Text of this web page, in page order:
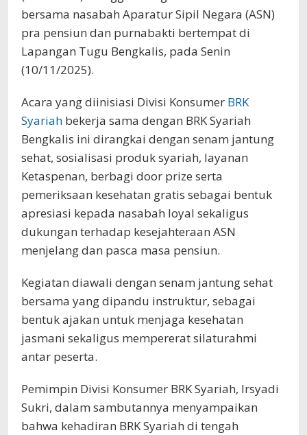
bersama nasabah Aparatur Sipil Negara (ASN)
pra pensiun dan purnabakti bertempat di
Lapangan Tugu Bengkalis, pada Senin
(10/11/2025).
Acara yang diinisiasi Divisi Konsumer BRK
Syariah bekerja sama dengan BRK Syariah
Bengkalis ini dirangkai dengan senam jantung
sehat, sosialisasi produk syariah, layanan
Ketaspenan, berbagi door prize serta
pemeriksaan kesehatan gratis sebagai bentuk
apresiasi kepada nasabah loyal sekaligus
dukungan terhadap kesejahteraan ASN
menjelang dan pasca masa pensiun.
Kegiatan diawali dengan senam jantung sehat
bersama yang dipandu instruktur, sebagai
bentuk ajakan untuk menjaga kesehatan
jasmani sekaligus mempererat silaturahmi
antar peserta.
Pemimpin Divisi Konsumer BRK Syariah, Irsyadi
Sukri, dalam sambutannya menyampaikan
bahwa kehadiran BRK Syariah di tengah